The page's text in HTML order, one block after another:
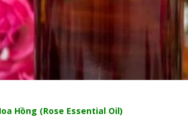
Hồng (Rose Essential Oil)